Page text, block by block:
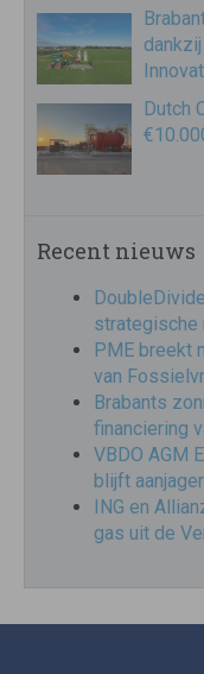
Dutch
Recent nieuws
strategische
PME breekt
van
Brabants
financiering
VBDO AGM
blijft
ING en
gas uit de